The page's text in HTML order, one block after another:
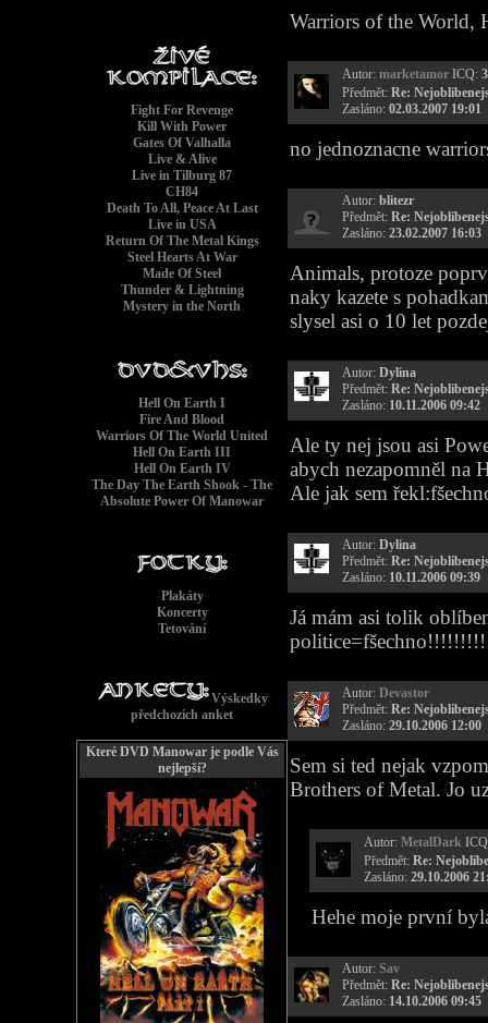
Fight For Revenge
Kill With Power
Gates Of Valhalla
Live & Alive
Live in Tilburg 87
CH84
Death To All, Peace At Last
Live in USA
Return Of The Metal Kings
Steel Hearts At War
Made Of Steel
Thunder & Lightning
Mystery in the North
Hell On Earth I
Fire And Blood
Warriors Of The World United
Hell On Earth III
Hell On Earth IV
The Day The Earth Shook - The
Absolute Power Of Manowar
Plakáty
Koncerty
Tetování
Výskedky
předchozích anket
Které DVD Manowar je podle Vás
nejlepší?
Warriors of the
Autor: marketamor ICQ:
Předmět: Re:
Zasláno: 02.03.2007 19:01
no jednoznacne
Autor: blitezr
Předmět: Re:
Zasláno: 23.02.2007 16:03
Animals, protoze
naky kazete s
slysel asi o 10 let
Autor: Dylina
Předmět: Re:
Zasláno: 10.11.2006 09:42
Ale ty nej jsou asi
abych nezapomněl na
Ale jak sem
Autor: Dylina
Předmět: Re:
Zasláno: 10.11.2006 09:39
Já mám asi tolik
Autor: Devastor
Předmět: Re:
Zasláno: 29.10.2006 12:00
Sem si ted nejak
Brothers of Metal. Jo
Autor: MetalDark
Předmět: Re:
Zasláno: 29.10.2006
Hehe moje první
Autor: Sav
Předmět: Re:
Zasláno: 14.10.2006 09:45